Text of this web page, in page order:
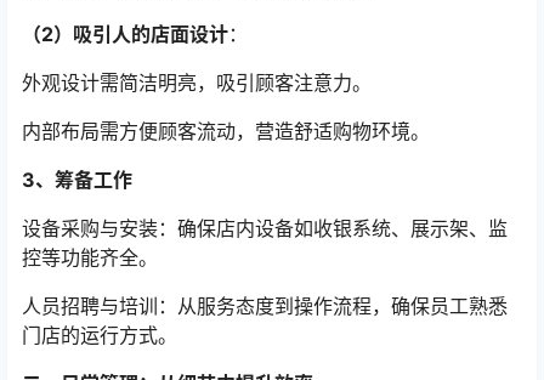
（2）吸引人的店面设计：
外观设计需简洁明亮，吸引顾客注意力。
内部布局需方便顾客流动，营造舒适购物环境。
3、筹备工作
设备采购与安装：确保店内设备如收银系统、展示架、监
控等功能齐全。
人员招聘与培训：从服务态度到操作流程，确保员工熟悉
门店的运行方式。